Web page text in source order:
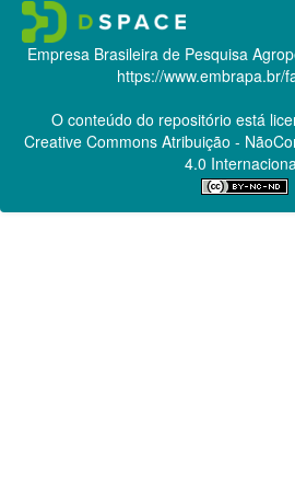
Empresa Brasileira de Pesquisa
https://www.embrapa.br/
O conteúdo do repositório está
Creative CommonsAtribuição -
4.0